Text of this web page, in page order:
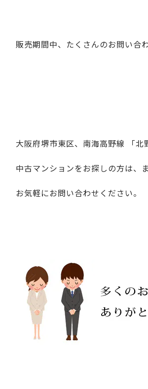
販売期間中、たくさんのお問い合
大阪府堺市東区、南海高野線 「北
中古マンションをお探しの方は、
お気軽にお問い合わせください。